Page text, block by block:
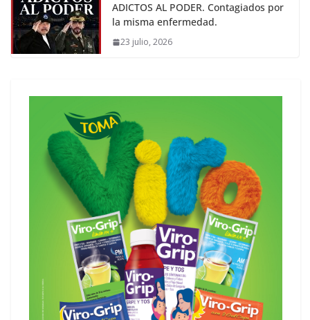
ADICTOS AL PODER. Contagiados por
la misma enfermedad.
23 julio, 2026